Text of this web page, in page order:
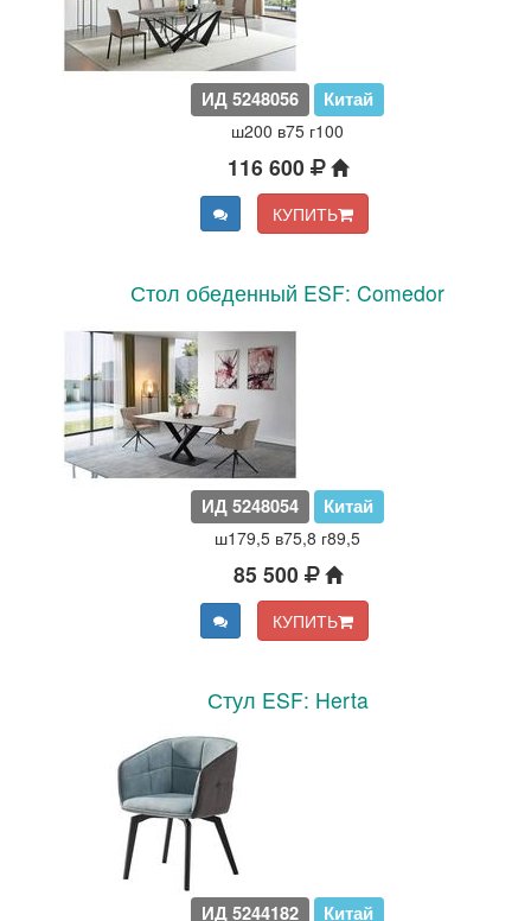
ИД 5248056 Китай
ш200 в75 г100
116 600
КУПИТЬ
Стол обеденный ESF: Comedor
ИД 5248054 Китай
ш179,5 в75,8 г89,5
85 500
КУПИТЬ
Стул ESF: Herta
ИД 5244182 Китай